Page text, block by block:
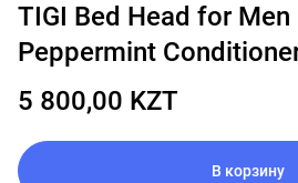
TIGI Bed Head for Men
Peppermint
5 800,00 KZT
В корзину